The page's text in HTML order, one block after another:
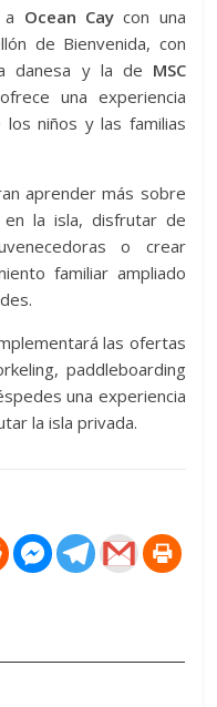
Ocean Cay con una
de Bienvenida, con
danesa y la de MSC
una experiencia
niños y las familias
aprender más sobre
en la isla, disfrutar de
o crear
familiar ampliado
las ofertas
paddleboarding
una experiencia
la isla privada.